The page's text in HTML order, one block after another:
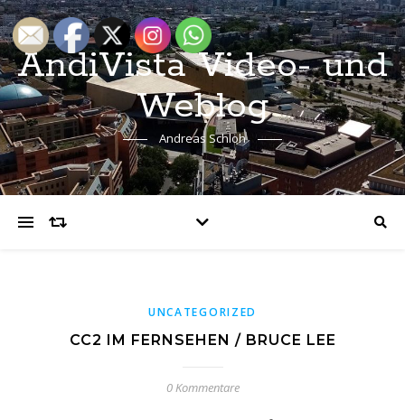
AndiVista Video- und
Weblog
Andreas Schloh
UNCATEGORIZED
CC2 IM FERNSEHEN / BRUCE LEE
0 Kommentare